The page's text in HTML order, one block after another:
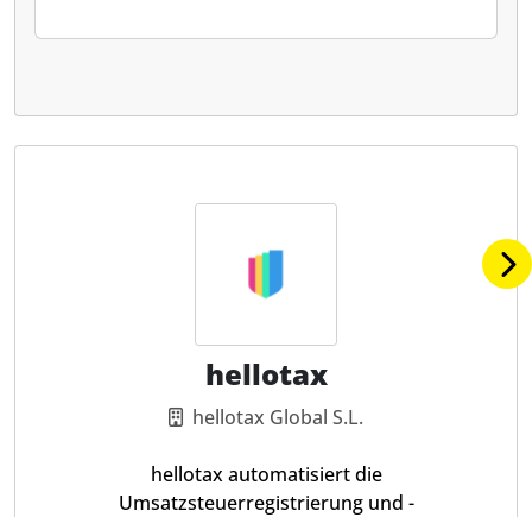
hellotax
hellotax Global S.L.
hellotax automatisiert die
Umsatzsteuerregistrierung und -